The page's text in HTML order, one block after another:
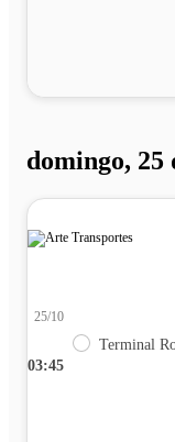
domingo, 25
03:45
25/10
Terminal